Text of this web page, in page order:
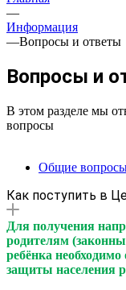
—
Информация
—Вопросы и ответы
Вопросы и
В этом разделе мы
вопросы
Общие
Как поступить в
Для получения
родителям
ребёнка
защиты населения